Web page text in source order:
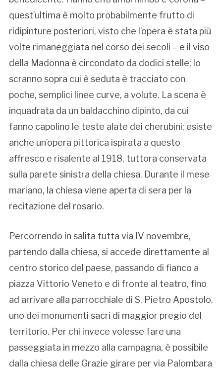
quest’ultima è molto probabilmente frutto di
ridipinture posteriori, visto che l’opera è stata più
volte rimaneggiata nel corso dei secoli – e il viso
della Madonna è circondato da dodici stelle; lo
scranno sopra cui è seduta è tracciato con
poche, semplici linee curve, a volute. La scena è
inquadrata da un baldacchino dipinto, da cui
fanno capolino le teste alate dei cherubini; esiste
anche un’opera pittorica ispirata a questo
affresco e risalente al 1918, tuttora conservata
sulla parete sinistra della chiesa. Durante il mese
mariano, la chiesa viene aperta di sera per la
recitazione del rosario.
Percorrendo in salita tutta via IV novembre,
partendo dalla chiesa, si accede direttamente al
centro storico del paese, passando di fianco a
piazza Vittorio Veneto e di fronte al teatro, fino
ad arrivare alla parrocchiale di S. Pietro Apostolo,
uno dei monumenti sacri di maggior pregio del
territorio. Per chi invece volesse fare una
passeggiata in mezzo alla campagna, è possibile
dalla chiesa delle Grazie girare per via Palombara